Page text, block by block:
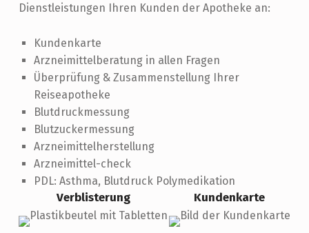
Dienstleistungen Ihren Kunden der Apotheke an:
Kundenkarte
Arzneimittelberatung in allen Fragen
Überprüfung & Zusammenstellung Ihrer
Reiseapotheke
Blutdruckmessung
Blutzuckermessung
Arzneimittelherstellung
Arzneimittel-check
PDL: Asthma, Blutdruck Polymedikation
Verblisterung Kundenkarte